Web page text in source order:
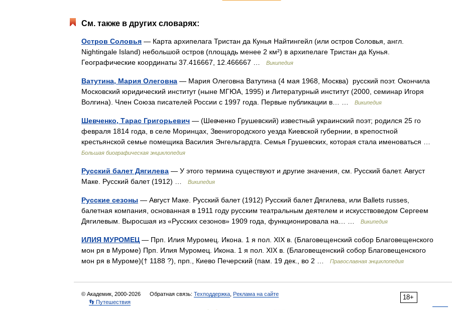
См. также в других словарях:
Остров Соловья — Карта архипелага Тристан да Кунья Найтингейл (или остров Соловья, англ.
Nightingale Island) небольшой остров (площадь менее 2 км²) в архипелаге Тристан да Кунья.
Географические координаты 37.416667, 12.466667 …
Википедия
Ватутина, Мария Олеговна — Мария Олеговна Ватутина (4 мая 1968, Москва) русский поэт. Окончила
Московский юридический институт (ныне МГЮА, 1995) и Литературный институт (2000, семинар Игоря
Волгина). Член Союза писателей России с 1997 года. Первые публикации в… …
Википедия
Шевченко, Тарас Григорьевич — (Шевченко Грушевский) известный украинский поэт; родился 25 го
февраля 1814 года, в селе Моринцах, Звенигородского уезда Киевской губернии, в крепостной
крестьянской семье помещика Василия Энгельгардта. Семья Грушевских, которая стала именоваться …
Большая биографическая энциклопедия
Русский балет Дягилева — У этого термина существуют и другие значения, см. Русский балет. Август
Маке. Русский балет (1912) …
Википедия
Русские сезоны — Август Маке. Русский балет (1912) Русский балет Дягилева, или Ballets russes,
балетная компания, основанная в 1911 году русским театральным деятелем и искусствоведом Сергеем
Дягилевым. Выросшая из «Русских сезонов» 1909 года, функционировала на… …
Википедия
ИЛИЯ МУРОМЕЦ — Прп. Илия Муромец. Икона. 1 я пол. XIX в. (Благовещенский собор Благовещенского
мон ря в Муроме) Прп. Илия Муромец. Икона. 1 я пол. XIX в. (Благовещенский собор Благовещенского
мон ря в Муроме)(† 1188 ?), прп., Киево Печерский (пам. 19 дек., во 2 …
Православная энциклопедия
18+
© Академик, 2000-2026 Обратная связь: Техподдержка Реклама на сайте
👣 Путешествия